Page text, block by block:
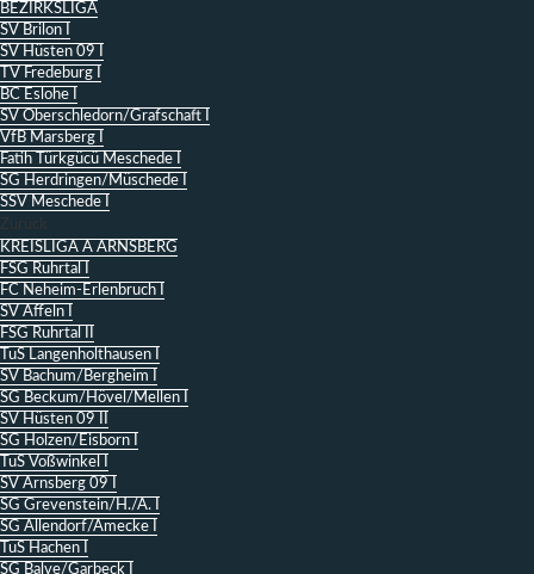
BEZIRKSLIGA
SV Brilon I
SV Hüsten 09 I
TV Fredeburg I
BC Eslohe I
SV Oberschledorn/Grafschaft I
VfB Marsberg I
Fatih Türkgücü Meschede I
SG Herdringen/Müschede I
SSV Meschede I
Zurück
KREISLIGA A ARNSBERG
FSG Ruhrtal I
FC Neheim-Erlenbruch I
SV Affeln I
FSG Ruhrtal II
TuS Langenholthausen I
SV Bachum/Bergheim I
SG Beckum/Hövel/Mellen I
SV Hüsten 09 II
SG Holzen/Eisborn I
TuS Voßwinkel I
SV Arnsberg 09 I
SG Grevenstein/H./A. I
SG Allendorf/Amecke I
TuS Hachen I
SG Balve/Garbeck I